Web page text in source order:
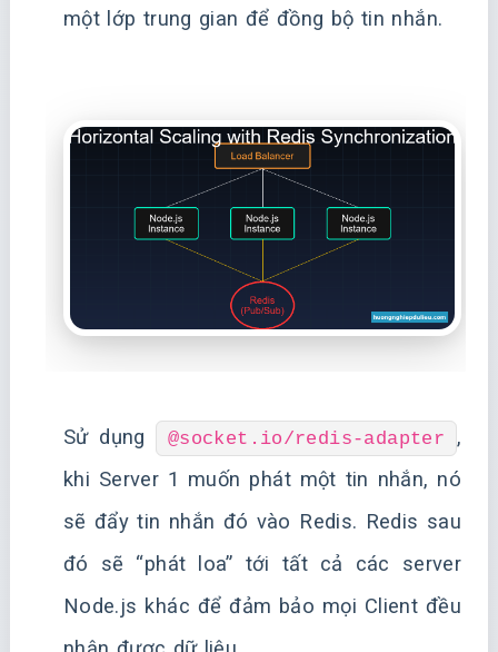
một lớp trung gian để đồng bộ tin nhắn.
Sử dụng @socket.io/redis-adapter
,
khi Server 1 muốn phát một tin nhắn, nó
sẽ đẩy tin nhắn đó vào Redis. Redis sau
đó sẽ “phát loa” tới tất cả các server
Node.js khác để đảm bảo mọi Client đều